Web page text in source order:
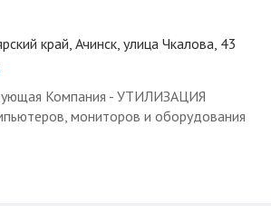
край, Ачинск, улица Чкалова, 43
Компания - УТИЛИЗАЦИЯ
мониторов и оборудования